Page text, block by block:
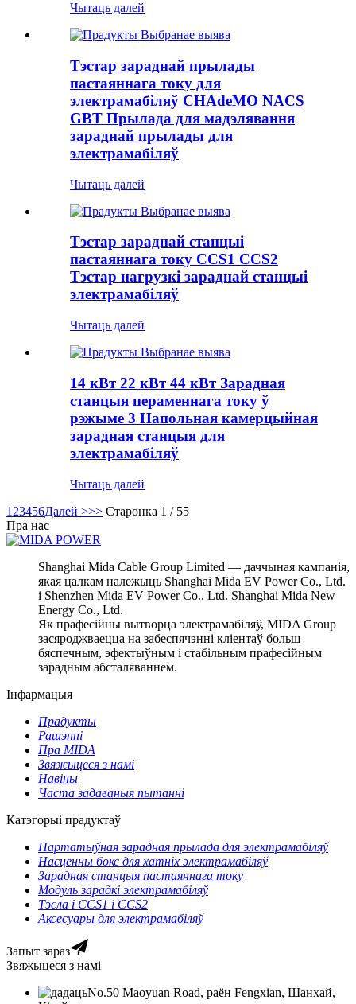
Чытаць далей
Тэстар зараднай прылады
пастаяннага току для
электрамабіляў CHAdeMO NACS
GBT Прылада для мадэлявання
зараднай прылады для
электрамабіляў
Чытаць далей
Тэстар зараднай станцыі
пастаяннага току CCS1 CCS2
Тэстар нагрузкі зараднай станцыі
электрамабіляў
Чытаць далей
14 кВт 22 кВт 44 кВт Зарадная
станцыя пераменнага току ў
рэжыме 3 Напольная камерцыйная
зарадная станцыя для
электрамабіляў
Чытаць далей
1 23456Далей >>> Старонка 1 / 55
Пра нас
Shanghai Mida Cable Group Limited — даччыная кампанія,
якая цалкам належыць Shanghai Mida EV Power Co., Ltd.
і Shenzhen Mida EV Power Co., Ltd. Shanghai Mida New
Energy Co., Ltd.
Як прафесійны вытворца электрамабіляў, MIDA Group
засяроджваецца на забеспячэнні кліентаў больш
бяспечным, эфектыўным і стабільным прафесійным
зарадным абсталяваннем.
Інфармацыя
Прадукты
Рашэнні
Пра MIDA
Звяжыцеся з намі
Навіны
Часта задаваныя пытанні
Катэгорыі прадуктаў
Партатыўная зарадная прылада для электрамабіляў
Насценны бокс для хатніх электрамабіляў
Зарадная станцыя пастаяннага току
Модуль зарадкі электрамабіляў
Тэсла і CCS1 і CCS2
Аксесуары для электрамабіляў
Запыт зараз
Звяжыцеся з намі
No.50 Maoyuan Road, раён Fengxian, Шанхай,